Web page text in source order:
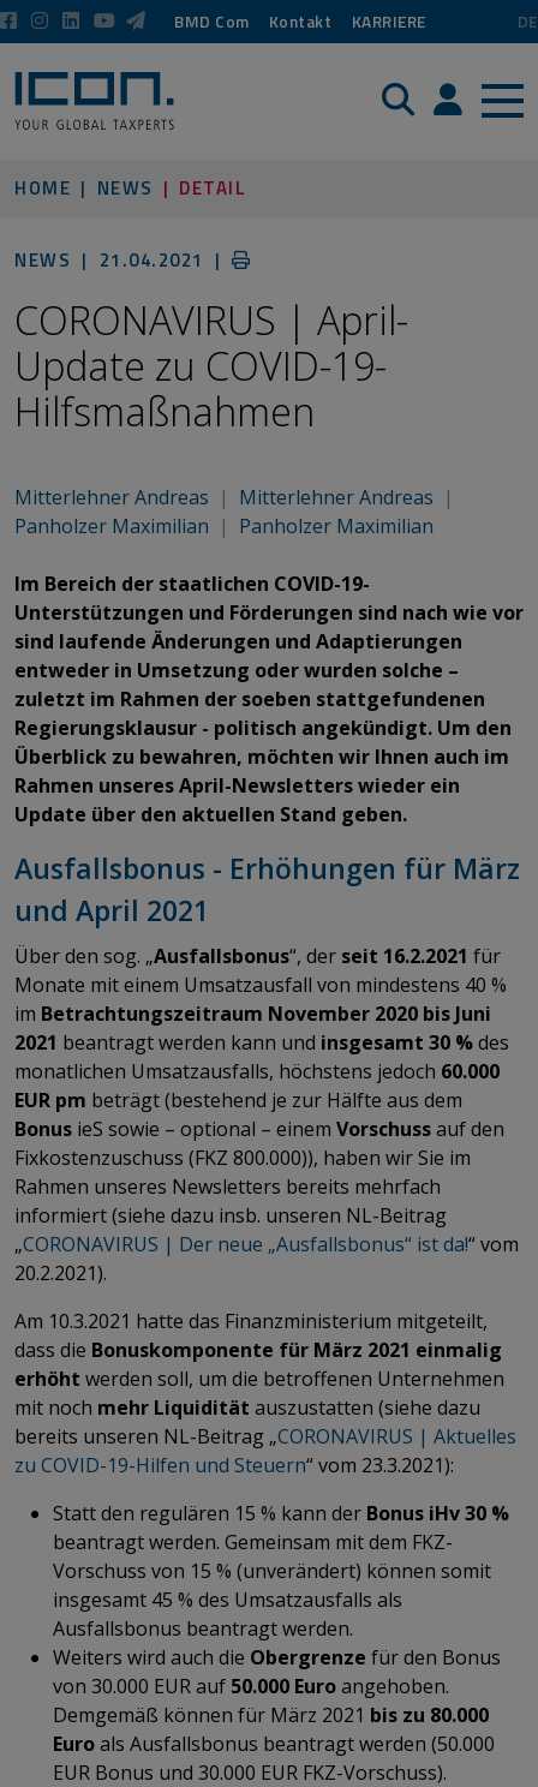
BMD Com Kontakt KARRIERE DE
Suche Login /
HOME NEWS DETAIL
NEWS | 21.04.2021 |
CORONAVIRUS | April-
Update zu COVID-19-
Hilfsmaßnahmen
Mitterlehner Andreas | Mitterlehner Andreas |
Panholzer Maximilian | Panholzer Maximilian
Im Bereich der staatlichen COVID-19-
Unterstützungen und Förderungen sind nach wie vor
sind laufende Änderungen und Adaptierungen
entweder in Umsetzung oder wurden solche –
zuletzt im Rahmen der soeben stattgefundenen
Regierungsklausur - politisch angekündigt. Um den
Überblick zu bewahren, möchten wir Ihnen auch im
Rahmen unseres April-Newsletters wieder ein
Update über den aktuellen Stand geben.
Ausfallsbonus - Erhöhungen für März
und April 2021
Über den sog. „Ausfallsbonus“, der seit 16.2.2021 für
Monate mit einem Umsatzausfall von mindestens 40 %
im Betrachtungszeitraum November 2020 bis Juni
2021 beantragt werden kann und insgesamt 30 %des
monatlichen Umsatzausfalls, höchstens jedoch 60.000
EUR pm beträgt (bestehend je zur Hälfte aus dem
Bonus ieS sowie – optional – einem Vorschussauf den
Fixkostenzuschuss (FKZ 800.000)), haben wir Sie im
Rahmen unseres Newsletters bereits mehrfach
informiert (siehe dazu insb. unseren NL-Beitrag
„CORONAVIRUS | Der neue „Ausfallsbonus“ ist da!“ vom
20.2.2021).
Am 10.3.2021 hatte das Finanzministerium mitgeteilt,
dass die Bonuskomponente für März 2021 einmalig
erhöht werden soll, um die betroffenen Unternehmen
mit noch mehr Liquidität auszustatten (siehe dazu
bereits unseren NL-Beitrag „CORONAVIRUS | Aktuelles
zu COVID-19-Hilfen und Steuern“ vom 23.3.2021):
Statt den regulären 15 % kann der Bonus iHv 30 %
beantragt werden. Gemeinsam mit dem FKZ-
Vorschuss von 15 % (unverändert) können somit
insgesamt 45 % des Umsatzausfalls als
Ausfallsbonus beantragt werden.
Weiters wird auch die Obergrenze für den Bonus
von 30.000 EUR auf 50.000 Euroangehoben.
Demgemäß können für März 2021 bis zu 80.000
Euroals Ausfallsbonus beantragt werden (50.000
EUR Bonus und 30.000 EUR FKZ-Vorschuss).